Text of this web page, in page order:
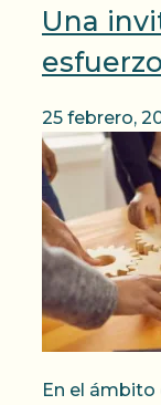
Una
25 febrero,
En el